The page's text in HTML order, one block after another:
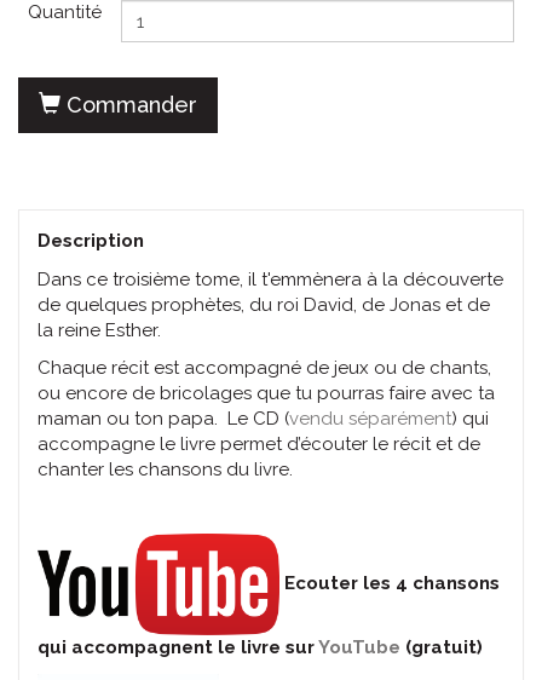
Quantité
Commander
Description
Dans ce troisième tome, il t'emmènera à la découverte
de quelques prophètes, du roi David, de Jonas et de
la reine Esther.
Chaque récit est accompagné de jeux ou de chants,
ou encore de bricolages que tu pourras faire avec ta
maman ou ton papa. Le CD (vendu séparément) qui
accompagne le livre permet d’écouter le récit et de
chanter les chansons du livre.
Ecouter les 4 chansons
qui accompagnent le livre surYouTube (gratuit)